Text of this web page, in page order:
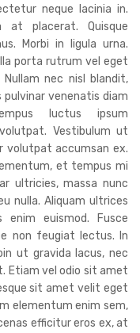
neque lacinia in.
at placerat. Quisque
Morbi in ligula urna.
porta rutrum vel eget
nec nisl blandit,
pulvinar venenatis diam
luctus ipsum
Vestibulum ut
volutpat accumsan ex.
et tempus mi
ultricies, massa nunc
nulla. Aliquam ultrices
euismod. Fusce
non feugiat lectus. In
ut gravida lacus, nec
Etiam vel odio sit amet
sit amet velit eget
elementum enim sem,
efficitur eros ex, at